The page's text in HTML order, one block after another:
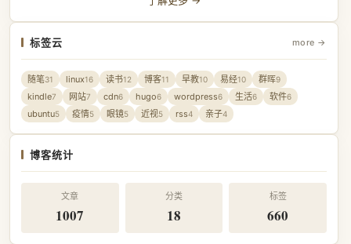
标签云 more →
随笔31 linux16 读书12 博客11 早教10 易经10 群晖9
kindle7 网站7 cdn6 hugo6 wordpress6 生活6 软件6
ubuntu5 疫情5 眼镜5 近视5 rss4 亲子4
博客统计
文章
1007
分类
18
标签
660